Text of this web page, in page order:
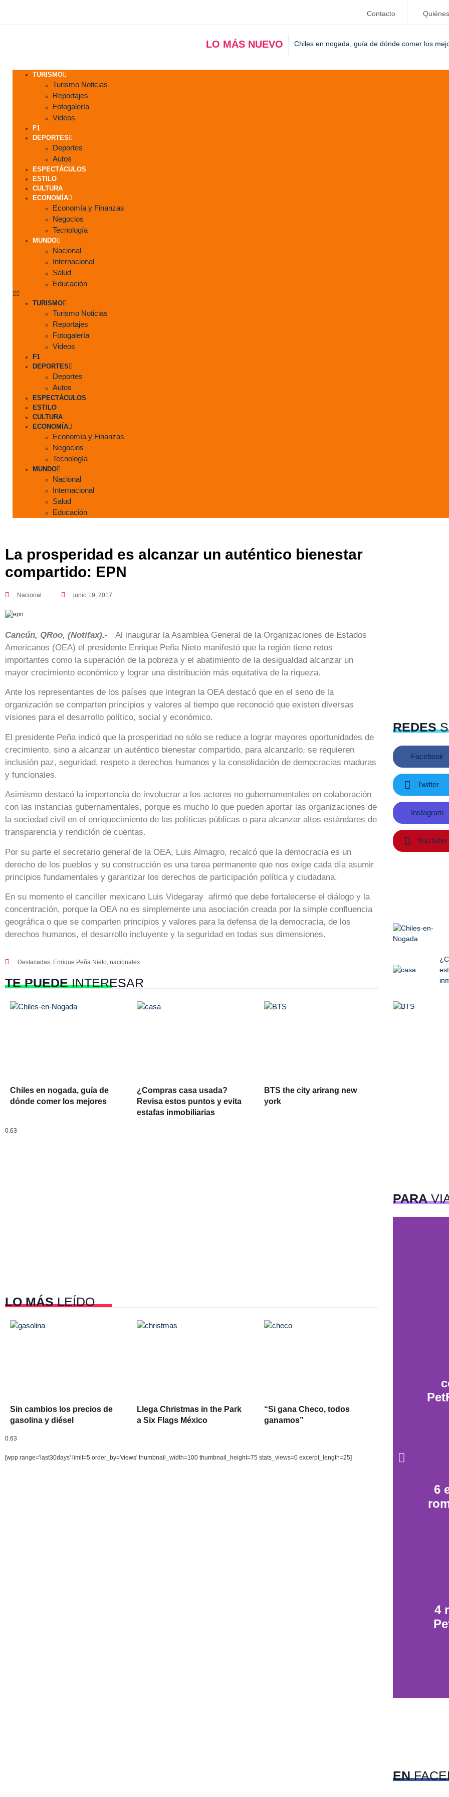
Contacto
LO MÁS NUEVO Chiles en nogada, guía de dónde comer los
TURISMO
Turismo Noticias
Reportajes
Fotogalería
Videos
F1
DEPORTES
Deportes
Autos
ESPECTÁCULOS
ESTILO
CULTURA
ECONOMÍA
Economía y Finanzas
Negocios
Tecnología
MUNDO
Nacional
Internacional
Salud
Educación
TURISMO
Turismo Noticias
Reportajes
Fotogalería
Videos
F1
DEPORTES
Deportes
Autos
ESPECTÁCULOS
ESTILO
CULTURA
ECONOMÍA
Economía y Finanzas
Negocios
Tecnología
MUNDO
Nacional
Internacional
Salud
Educación
La prosperidad es alcanzar un auténtico bienestar
compartido: EPN
Nacional junio 19, 2017
Cancún, QRoo, (Notifax).- Al inaugurar la Asamblea General de la Organizaciones de Estados
Americanos (OEA) el presidente Enrique Peña Nieto manifestó que la región tiene retos
importantes como la superación de la pobreza y el abatimiento de la desigualdad alcanzar un
mayor crecimiento económico y lograr una distribución más equitativa de la riqueza.
Ante los representantes de los países que integran la OEA destacó que en el seno de la
organización se comparten principios y valores al tiempo que reconoció que existen diversas
visiones para el desarrollo político, social y económico.
El presidente Peña indicó que la prosperidad no sólo se reduce a lograr mayores oportunidades de
crecimiento, sino a alcanzar un auténtico bienestar compartido, para alcanzarlo, se requieren
inclusión paz, seguridad, respeto a derechos humanos y la consolidación de democracias maduras
y funcionales.
Asimismo destacó la importancia de involucrar a los actores no gubernamentales en colaboración
con las instancias gubernamentales, porque es mucho lo que pueden aportar las organizaciones de
la sociedad civil en el enriquecimiento de las políticas públicas o para alcanzar altos estándares de
transparencia y rendición de cuentas.
Por su parte el secretario general de la OEA, Luis Almagro, recalcó que la democracia es un
derecho de los pueblos y su construcción es una tarea permanente que nos exige cada día asumir
principios fundamentales y garantizar los derechos de participación política y ciudadana.
En su momento el canciller mexicano Luis Videgaray afirmó que debe fortalecerse el diálogo y la
concentración, porque la OEA no es simplemente una asociación creada por la simple confluencia
geográfica o que se comparten principios y valores para la defensa de la democracia, de los
derechos humanos, el desarrollo incluyente y la seguridad en todas sus dimensiones.
Destacadas, Enrique Peña Nieto, nacionales
TE PUEDEINTERESAR
Chiles en nogada, guía de
dónde comer los mejores
¿Compras casa usada?
Revisa estos puntos y evita
estafas inmobiliarias
BTS the city arirang new
york
LO MÁSLEÍDO
Sin cambios los precios de
gasolina y diésel
Llega Christmas in the Park
a Six Flags México
“Si gana Checo, todos
ganamos”
[wpp range='last30days' limit=5 order_by='views' thumbnail_width=100 thumbnail_height=75 stats_views=0 excerpt_length=25]
REDES
Facebook
Twitter
Instagram
YouTube
PARA
6
4
EN